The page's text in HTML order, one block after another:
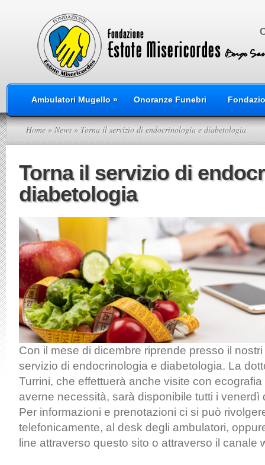
Ambulatori Mugello » Onoranze Funebri
Home » News» Torna il servizio di endocrinologia e diabetologia
Torna il servizio di
diabetologia
Con il mese di dicembre riprende presso il
servizio di endocrinologia e diabetologia. La
Turrini, che effettuerà anche visite con
averne necessità, sarà disponibile tutti i venerdì
Per informazioni e prenotazioni ci si può
telefonicamente, al desk degli ambulatori,
line attraverso questo sito o attraverso il canale